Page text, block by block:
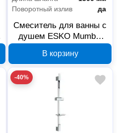
Поворотный излив
да
Смеситель для ванны с
душем ESKO Mumbai
В корзину
-40%